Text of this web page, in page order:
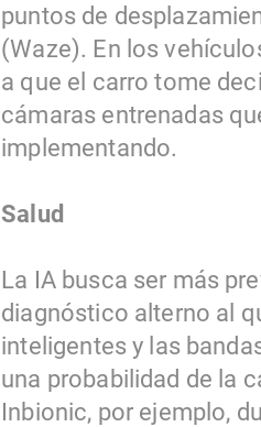
puntos de
(Waze). En los
a que el carro tome
cámaras entrenadas
implementando.
Salud
La IA busca ser más
diagnóstico alterno al
inteligentes y las
una probabilidad de la
Inbionic, por ejemplo,